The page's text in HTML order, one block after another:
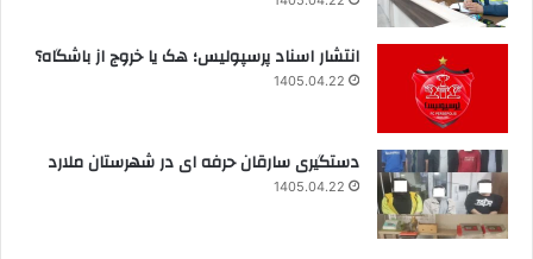
انتشار اسناد پرسپولیس؛ هک یا خروج از باشگاه؟
1405.04.22
دستگیری سارقان حرفه ای در شهرستان ملارد
1405.04.22